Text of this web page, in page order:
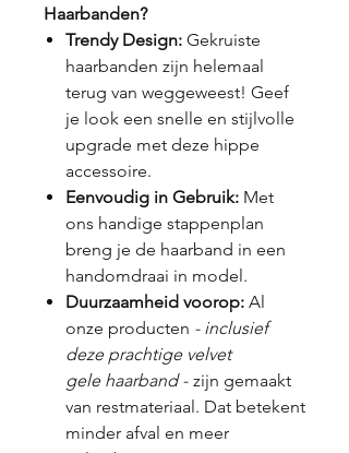
Haarbanden?
Trendy Design: Gekruiste
haarbanden zijn helemaal
terug van weggeweest! Geef
je look een snelle en stijlvolle
upgrade met deze hippe
accessoire.
Eenvoudig in Gebruik: Met
ons handige stappenplan
breng je de haarband in een
handomdraai in model.
Duurzaamheid voorop: Al
onze producten - inclusief
deze prachtige velvet
gele haarband - zijn gemaakt
van restmateriaal. Dat betekent
minder afval en meer